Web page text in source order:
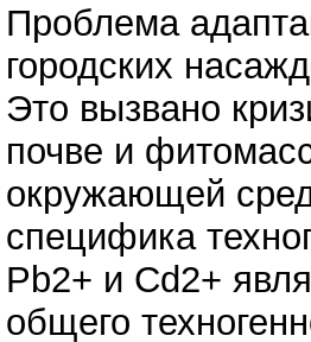
Проблема
городских
Это вызвано
почве и
окружающей
специфика
Pb2+ и Cd2+
общего